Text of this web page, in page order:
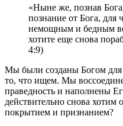
«Ныне же, познав
познание от Бога, для
немощным и бедным
хотите еще снова
4:9)
Мы были созданы Богом
то, что ищем. Мы
праведность и наполнены
действительно снова хотим
покрытием и признанием?